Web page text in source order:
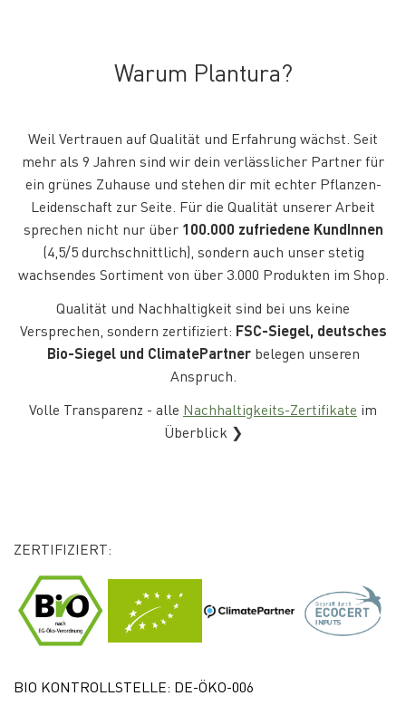
Warum Plantura?
Weil Vertrauen auf Qualität und Erfahrung wächst. Seit
mehr als 9 Jahren sind wir dein verlässlicher Partner für
ein grünes Zuhause und stehen dir mit echter Pflanzen-
Leidenschaft zur Seite. Für die Qualität unserer Arbeit
sprechen nicht nur über 100.000 zufriedene KundInnen
(4,5/5 durchschnittlich), sondern auch unser stetig
wachsendes Sortiment von über 3.000 Produkten im Shop.
Qualität und Nachhaltigkeit sind bei uns keine
Versprechen, sondern zertifiziert: FSC-Siegel, deutsches
Bio-Siegel und ClimatePartnerbelegen unseren
Anspruch.
Volle Transparenz - alle Nachhaltigkeits-Zertifikate im
Überblick ❯
ZERTIFIZIERT:
BIO KONTROLLSTELLE: DE-ÖKO-006